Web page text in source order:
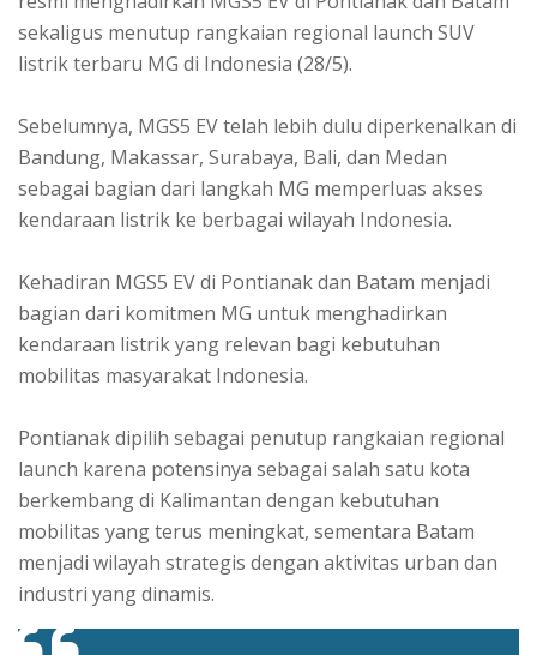
sekaligus menutup rangkaian regional launch SUV
listrik terbaru MG di Indonesia (28/5).
Sebelumnya, MGS5 EV telah lebih dulu diperkenalkan di
Bandung, Makassar, Surabaya, Bali, dan Medan
sebagai bagian dari langkah MG memperluas akses
kendaraan listrik ke berbagai wilayah Indonesia.
Kehadiran MGS5 EV di Pontianak dan Batam menjadi
bagian dari komitmen MG untuk menghadirkan
kendaraan listrik yang relevan bagi kebutuhan
mobilitas masyarakat Indonesia.
Pontianak dipilih sebagai penutup rangkaian regional
launch karena potensinya sebagai salah satu kota
berkembang di Kalimantan dengan kebutuhan
mobilitas yang terus meningkat, sementara Batam
menjadi wilayah strategis dengan aktivitas urban dan
industri yang dinamis.